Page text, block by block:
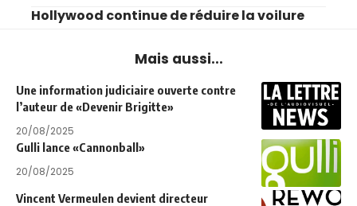
Hollywood continue de réduire la voilure
Mais aussi...
Une information judiciaire ouverte contre
l’auteur de «Devenir Brigitte»
20/08/2025
Gulli lance «Cannonball»
20/08/2025
Vincent Vermeulen devient directeur